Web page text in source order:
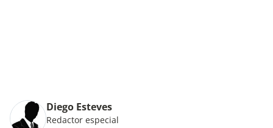
Diego Esteves
Redactor especial